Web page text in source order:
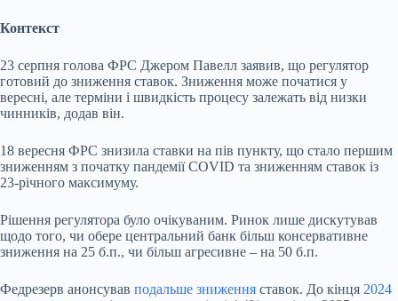
Контекст
23 серпня голова ФРС Джером Павелл заявив, що регулятор
готовий до зниження ставок. Зниження може початися у
вересні, але терміни і швидкість процесу залежать від низки
чинників, додав він.
18 вересня ФРС знизила ставки на пів пункту, що стало першим
зниженням з початку пандемії COVID та зниженням ставок із
23-річного максимуму.
Рішення регулятора було очікуваним. Ринок лише дискутував
щодо того, чи обере центральний банк більш консервативне
зниження на 25 б.п., чи більш агресивне – на 50 б.п.
Федрезерв анонсував подальше зниження ставок. До кінця 2024